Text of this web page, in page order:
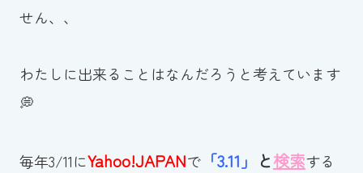
せん、、
わたしに出来ることはなんだろうと考えています
💭
毎年3/11にYahoo!JAPANで「3.11」 と検索する